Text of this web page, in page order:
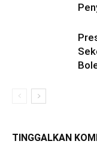
TINGGALKAN